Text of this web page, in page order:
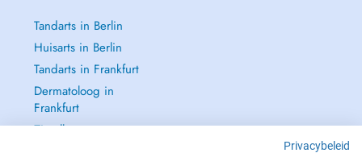
Tandarts in Berlin
Huisarts in Berlin
Tandarts in Frankfurt
Dermatoloog in
Frankfurt
Zie alle →
Privacybeleid